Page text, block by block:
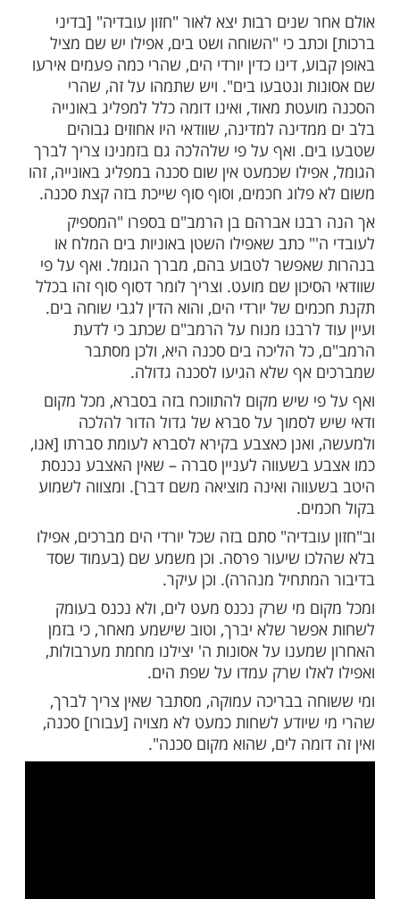
והנעלה שלום רב,
בדבר ברכת הגומל למי ששוחה בים, האם
72 דקות.
יוסף" נתבאר שאפילו מי שנכנס לשחות
בסכנת טביעה וניצל, כיוון שלא נפל למשכב
הגומל. וכמו מי שיצא למלחמה ונלחם, אף
נפשות, אינו מברך הגומל בחזרתו
בשלום, אם לא שנסע מעיר לעיר שיעור
שאז יברך הגומל עלן הנסיעה ויועיל לו גם
רבות יצא לאור "חזון עובדיה" [בדיני
כי "השוחה ושט בים, אפילו יש שם מציל
דינו כדין יורדי הים, שהרי כמה פעמים אירעו
ונטבעו בים". ויש שתמהו על זה, שהרי
מאוד, ואינו דומה כלל למפליג באונייה
למדינה, שוודאי היו אחוזים גבוהים
ואף על פי שלהלכה גם בזמנינו צריך לברך
שכמעט אין שום סכנה במפליג באונייה, זהו
חכמים, וסוף סוף שייכת בזה קצת סכנה.
אברהם בן הרמב"ם בספרו "המספיק
כתב שאפילו השטן באוניות בים המלח או
לטבוע בהם, מברך הגומל. ואף על פי
שם מועט. וצריך לומר דסוף סוף זהו בכלל
של יורדי הים, והוא הדין לגבי שוחה בים.
לרבנו מנוח על הרמב"ם שכתב כי לדעת
הליכה בים סכנה היא, ולכן מסתבר
אף שלא הגיעו לסכנה גדולה.